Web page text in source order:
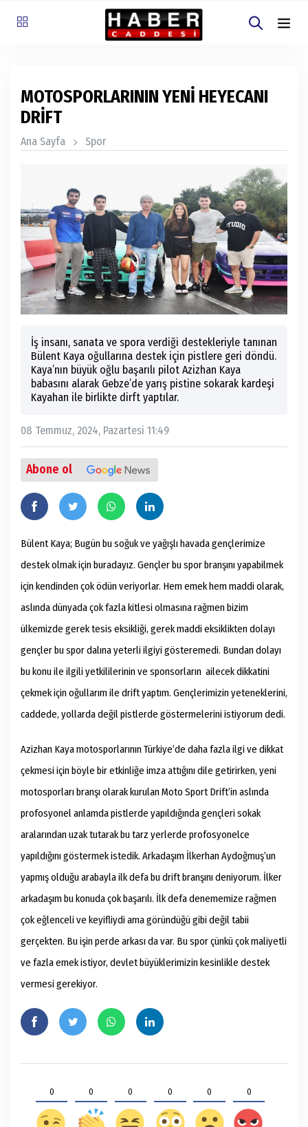
MOTOSPORLARININ YENİ HEYECANI
DRİFT
Ana Sayfa Spor
İş insanı, sanata ve spora verdiği destekleriyle tanınan
Bülent Kaya oğullarına destek için pistlere geri döndü.
Kaya’nın büyük oğlu başarılı pilot Azizhan Kaya
babasını alarak Gebze’de yarış pistine sokarak kardeşi
Kayahan ile birlikte dirft yaptılar.
08 Temmuz, 2024, Pazartesi 11:49
Abone ol
Bülent Kaya; Bugün bu soğuk ve yağışlı havada gençlerimize
destek olmak için buradayız. Gençler bu spor branşını yapabilmek
için kendinden çok ödün veriyorlar. Hem emek hem maddi olarak,
aslında dünyada çok fazla kitlesi olmasına rağmen bizim
ülkemizde gerek tesis eksikliği, gerek maddi eksiklikten dolayı
gençler bu spor dalına yeterli ilgiyi gösteremedi. Bundan dolayı
bu konu ile ilgili yetkililerinin ve sponsorların ailecek dikkatini
çekmek için oğullarım ile drift yaptım. Gençlerimizin yeteneklerini,
caddede, yollarda değil pistlerde göstermelerini istiyorum dedi.
Azizhan Kaya motosporlarının Türkiye’de daha fazla ilgi ve dikkat
çekmesi için böyle bir etkinliğe imza attığını dile getirirken, yeni
motosporları branşı olarak kurulan Moto Sport Drift’in aslında
profosyonel anlamda pistlerde yapıldığında gençleri sokak
aralarından uzak tutarak bu tarz yerlerde profosyonelce
yapıldığını göstermek istedik. Arkadaşım İlkerhan Aydoğmuş’un
yapmış olduğu arabayla ilk defa bu drift branşını deniyorum. İlker
arkadaşım bu konuda çok başarılı. İlk defa denememize rağmen
çok eğlenceli ve keyifliydi ama göründüğü gibi değil tabii
gerçekten. Bu işin perde arkası da var. Bu spor çünkü çok maliyetli
ve fazla emek istiyor, devlet büyüklerimizin kesinlikle destek
vermesi gerekiyor.
0 0 0 0 0 0